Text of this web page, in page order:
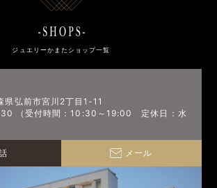
ジュエリーかまたショップ一覧
弘前市宮川2丁目1-11
（受付時間：10:30～19:00 定休日：水
メール